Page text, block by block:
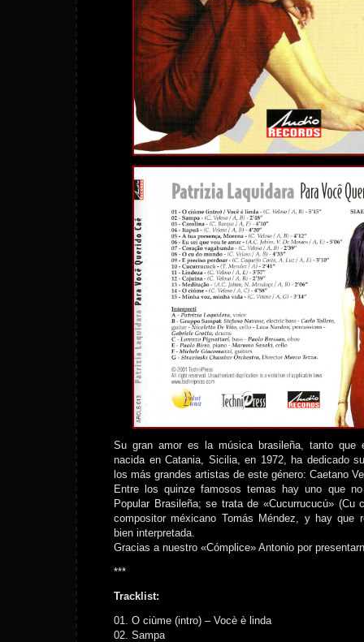
Su gran amor es la música brasileña, tanto que
nacida en Catania, Sicilia, en 1972, ha dedicado
los más grandes artistas de este género: Caetano
Entre los quinze famosos temas hay uno que
Popular Brasileña; se trata de «Cucurrucucú» (Cu
compositor méxicano Tomás Méndez, y hay que
bien interpretada.
Gracias a nuestro «Cómplice» Antonio por
***
Tracklist:
01. O ciùme (intro) – Vocè è linda
02. Sampa